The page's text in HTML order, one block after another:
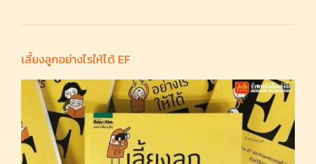
เลี้ยงลูกอย่างไรให้ได้ EF